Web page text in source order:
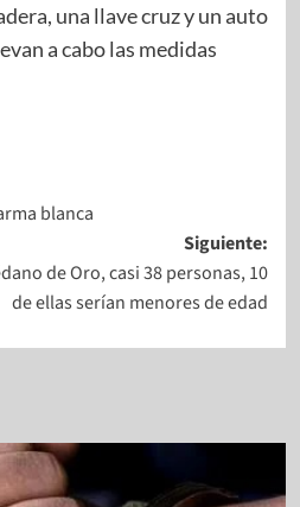
una llave cruz y un auto
a cabo las medidas
blanca
Siguiente:
de Oro, casi 38 personas, 10
de ellas serían menores de edad